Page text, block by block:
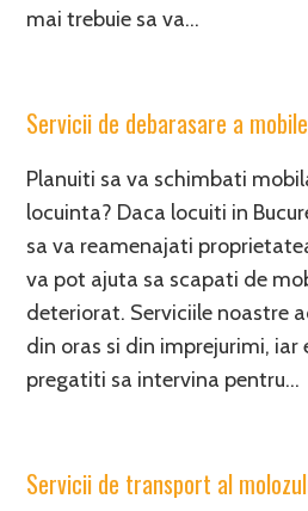
mai trebuie sa va…
Servicii de debarasare a
Planuiti sa va schimbati
locuinta? Daca locuiti in
sa va reamenajati
va pot ajuta sa scapati de
deteriorat. Serviciile noastre
din oras si din imprejurimi, iar
pregatiti sa intervina pentru…
Servicii de transport al